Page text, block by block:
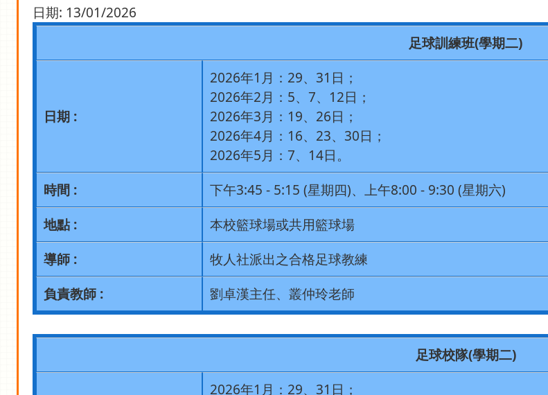
日期: 13/01/2026
足球訓練班(學期二)
日期 :
2026年1月：29、31日；
2026年2月：5、7、12日；
2026年3月：19、26日；
2026年4月：16、23、30日；
2026年5月：7、14日。
時間 :
下午3:45 - 5:15 (星期四)、上午8:00 - 9:30 (星期六)
地點 :
本校籃球場或共用籃球場
導師 :
牧人社派出之合格足球教練
負責教師 :
劉卓漢主任、叢仲玲老師
足球校隊(學期二)
2026年1月：29、31日；